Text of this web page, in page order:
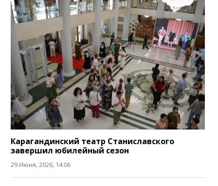
Карагандинский театр Станиславского
завершил юбилейный сезон
29 Июня, 2026, 14:06